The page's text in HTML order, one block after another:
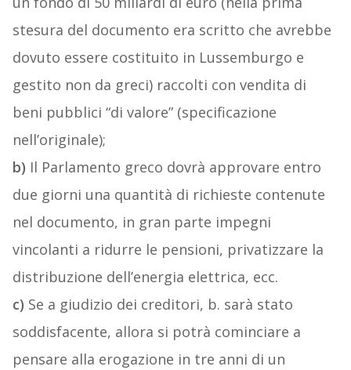
stesura del documento era scritto che avrebbe
dovuto essere costituito in Lussemburgo e
gestito non da greci) raccolti con vendita di
beni pubblici “di valore” (specificazione
nell’originale);
b) Il Parlamento greco dovrà approvare entro
due giorni una quantità di richieste contenute
nel documento, in gran parte impegni
vincolanti a ridurre le pensioni, privatizzare la
distribuzione dell’energia elettrica, ecc.
c) Se a giudizio dei creditori, b. sarà stato
soddisfacente, allora si potrà cominciare a
pensare alla erogazione in tre anni di un